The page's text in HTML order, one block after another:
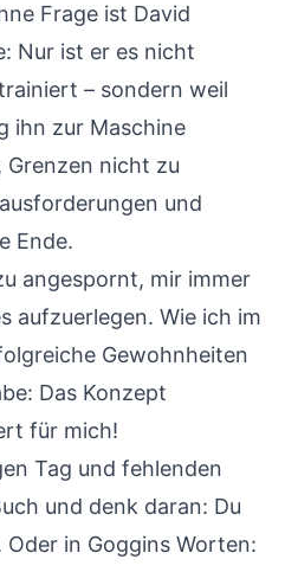
Frage ist David
Nur ist er es nicht
– sondern weil
ihn zur Maschine
Grenzen nicht zu
und
Ende.
angespornt, mir immer
aufzuerlegen. Wie ich im
Gewohnheiten
Das Konzept
für mich!
Tag und fehlenden
und denk daran: Du
in Goggins Worten: